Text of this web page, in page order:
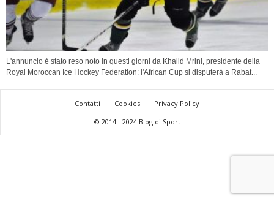
L'annuncio è stato reso noto in questi giorni da Khalid Mrini, presidente della
Royal Moroccan Ice Hockey Federation: l'African Cup si disputerà a Rabat...
Contatti Cookies
Privacy Policy
© 2014 - 2024 Blog di Sport